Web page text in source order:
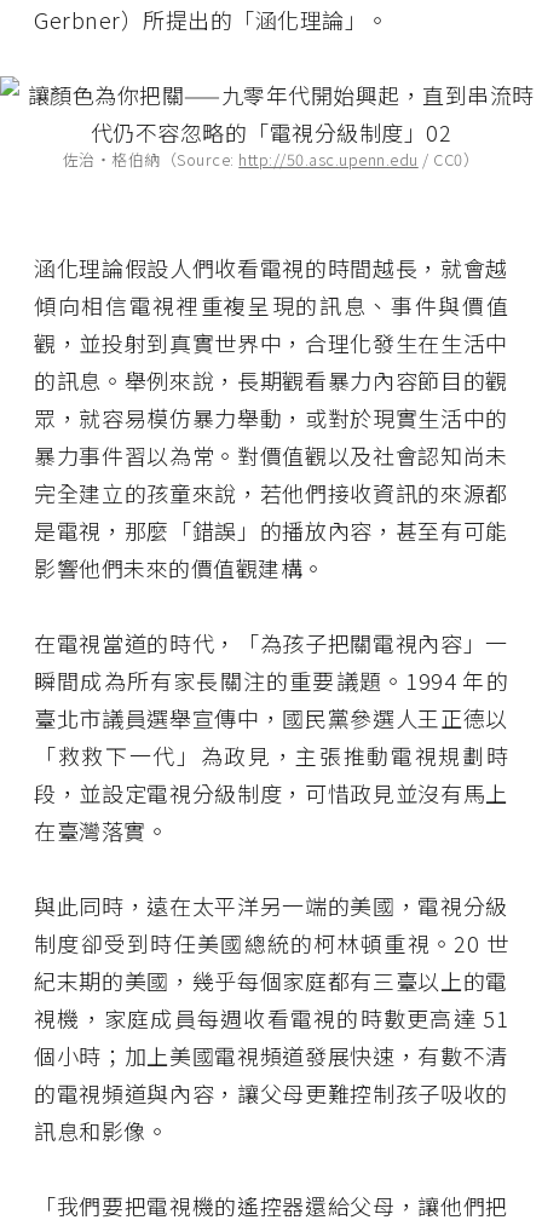
Gerbner）所提出的「涵化理論」。
佐治・格伯納（Source: http://50.asc.upenn.edu / CC0）
涵化理論假設人們收看電視的時間越長，就會越
傾向相信電視裡重複呈現的訊息、事件與價值
觀，並投射到真實世界中，合理化發生在生活中
的訊息。舉例來說，長期觀看暴力內容節目的觀
眾，就容易模仿暴力舉動，或對於現實生活中的
暴力事件習以為常。對價值觀以及社會認知尚未
完全建立的孩童來說，若他們接收資訊的來源都
是電視，那麼「錯誤」的播放內容，甚至有可能
影響他們未來的價值觀建構。
在電視當道的時代，「為孩子把關電視內容」一
瞬間成為所有家長關注的重要議題。1994 年的
臺北市議員選舉宣傳中，國民黨參選人王正德以
「救救下一代」為政見，主張推動電視規劃時
段，並設定電視分級制度，可惜政見並沒有馬上
在臺灣落實。
與此同時，遠在太平洋另一端的美國，電視分級
制度卻受到時任美國總統的柯林頓重視。20 世
紀末期的美國，幾乎每個家庭都有三臺以上的電
視機，家庭成員每週收看電視的時數更高達 51
個小時；加上美國電視頻道發展快速，有數不清
的電視頻道與內容，讓父母更難控制孩子吸收的
訊息和影像。
「我們要把電視機的遙控器還給父母，讓他們把